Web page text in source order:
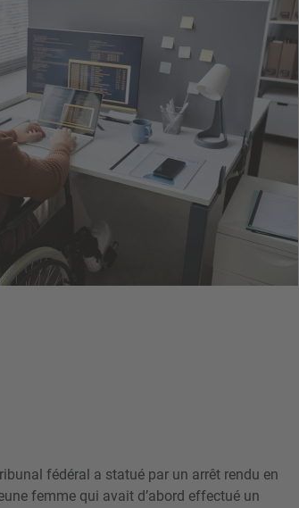
fédéral a statué par un arrêt rendu en
femme qui avait d’abord effectué un